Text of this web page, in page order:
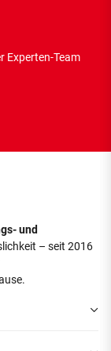
Experten-Team
und
– seit 2016